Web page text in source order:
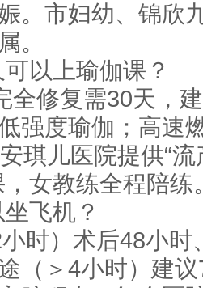
。市妇幼、锦欣
。
以上瑜伽课？
全修复需30天，
强度瑜伽；高速
琪儿医院提供“
，女教练全程陪练
飞机？
时）术后48小时
（＞4小时）建